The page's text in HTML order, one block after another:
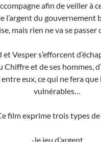
afin de veiller à
l’argent du
mais rien ne va se passer
Vesper s’efforcent
Chiffre et de ses hommes,
eux, ce qui ne fera
vulnérables…
film exprime trois types
-le jeu d’argent